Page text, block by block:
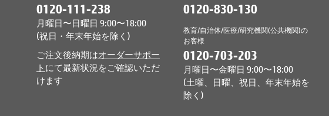
0120-111-238
月曜日〜日曜日 9:00〜18:00
(祝日・年末年始を除く)
ご注文後納期はオーダーサポー
ト にて最新状況をご確認いただ
けます
0120-830-130
教育/自治体/医療/研究機関(公共機関)の
お客様
0120-703-203
月曜日〜金曜日 9:00〜18:00
(土曜、日曜、祝日、年末年始を
除く)